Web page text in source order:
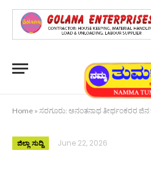
Home » ಸರಗೂರು: ಅನಂತನಾಥ ತೀರ್ಥಂಕರರ ಜಿನ
ಜಿಲ್ಲಾ ಸುದ್ದಿ June 22, 2026